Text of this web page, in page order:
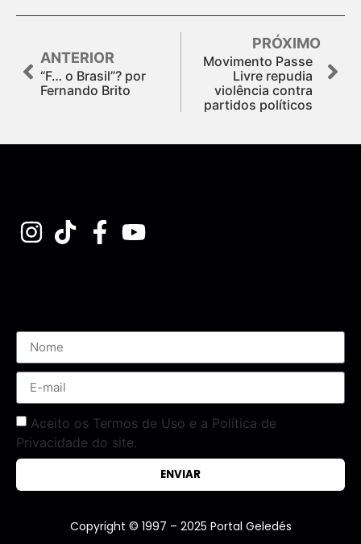
ANTERIOR
“F… o Brasil”? por
Fernando Brito
PRÓXIMO
Movimento Passe
Livre repudia
violência contra
partidos políticos
Aceito os Termos de Uso e a Política de
Privacidade do site.
ENVIAR
Copyright © 1997 – 2025 Portal Geledés